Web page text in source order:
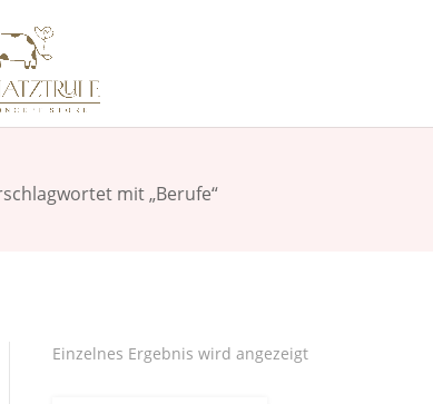
mit „Berufe“
Einzelnes Ergebnis wird angezeigt